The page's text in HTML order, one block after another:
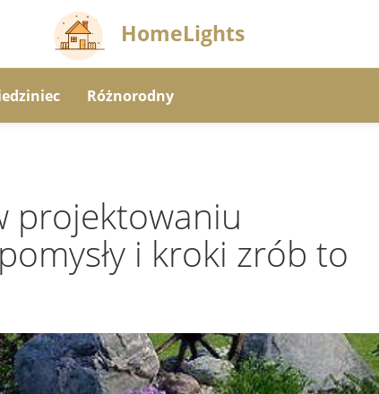
HomeLights
Różnorodny
projektowaniu
i kroki zrób to